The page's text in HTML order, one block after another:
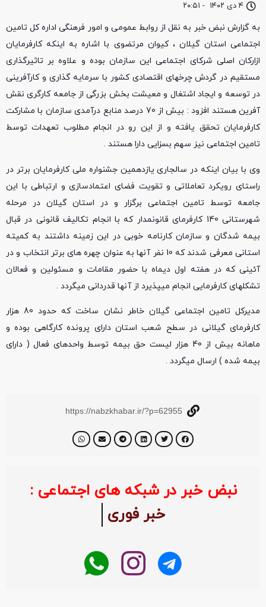
۴ دی ۱۴۰۲ - ۲۰:۵۱
به گزارش نبض خبر به نقل از روابط عمومی و امور فرهنگی اداره کل تامین
اجتماعی استان گیلان ، کیوان مرتضوی با اشاره به اینکه کارفرمایان
ازارکان اصلی شرکای اجتماعی این سازمان بوده و علاوه بر تاثیرگذاری
مستقیم در گردش چرخهای اقتصادی کشور با سرمایه گذاری و کارآفرینی
در توسعه و ایجاد اشتغال و معیشت بخش بزرگی از جامعه کارگری نقش
آفرین هستند افزود : بیش از 70 درصد منابع درآمدی سازمان با مشارکت
کارفرمایان تحقق یافته و از این رو در انجام مطلوب تعهدات توسط
تامین اجتماعی نیز سهم بسزایی دارا هستند .
وی با بیان اینکه در سالجاری یازدهمین جشنواره ملی کارفرمایان برتر در
راستای رویکرد تعاملاتی و تقویت فضای اعتمادسازی و ارتباطی با این
جامعه توسط تامین اجتماعی برگزار و در استان گیلان در مرحله
شهرستانی 140 کارفرمای قانونمدار که با انجام تکالیف قانونی در قبال
بیمه شدگان و سازمان کارنامه خوبی در این زمینه داشتند به کمیته
استانی معرفی شدند که 10 نفر آنها به عنوان چهره های برتر انتخاب و در
آئینی که در هفته اول دیماه با حضور مقامات و مسئولین و فعالان
تشکلهای کارفرمایی انجام میپذیرد از آنها قدردانی میگردد .
مدیرکل تامین اجتماعی گیلان خاطر نشان ساخت که حدود 80 هزار
کارفرمای گیلانی در سطح شعب استان دارای پرونده کارگاهی بوده و
ماهانه بیش از 40 هزار لیست حق بیمه توسط واحدهای فعال ( دارای
بیمه شده ) ارسال میگردد .
https://nabzkhabar.ir/?p=62955
نبض خبر در شبکه های اجتماعی :
خبر فوری